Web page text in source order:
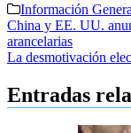
Información
Navegación
de
China y EE. UU.
arancelarias
La desmotivación
Entradas